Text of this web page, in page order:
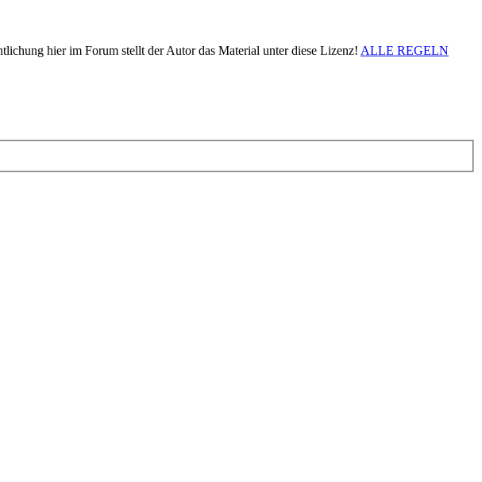
hier im Forum stellt der Autor das Material unter diese Lizenz! ALLE REGELN